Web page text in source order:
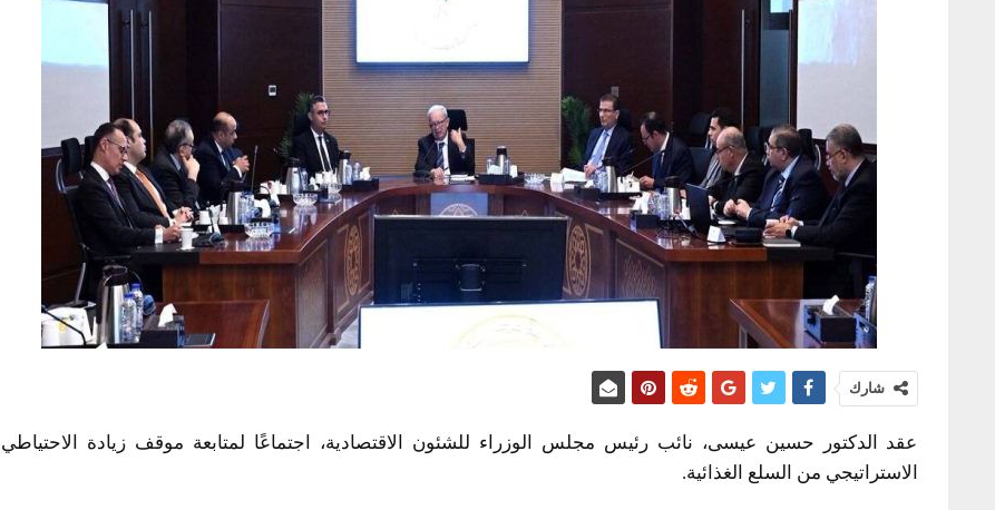
شارك
عقد الدكتور حسين عيسى، نائب رئيس مجلس الوزراء للشئون الاقتصادية، اجتماعًا لمتابعة موقف زيادة الاحتياطي
الاستراتيجي من السلع الغذائية.